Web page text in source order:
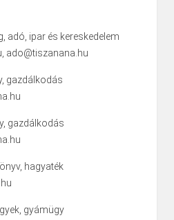
adó, ipar és kereskedelem
ado@tiszanana.hu
gazdálkodás
gazdálkodás
hagyaték
gyámügy